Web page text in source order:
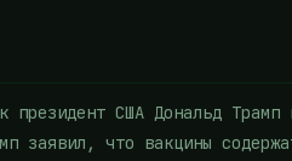
президент США Дональд
заявил, что вакцины